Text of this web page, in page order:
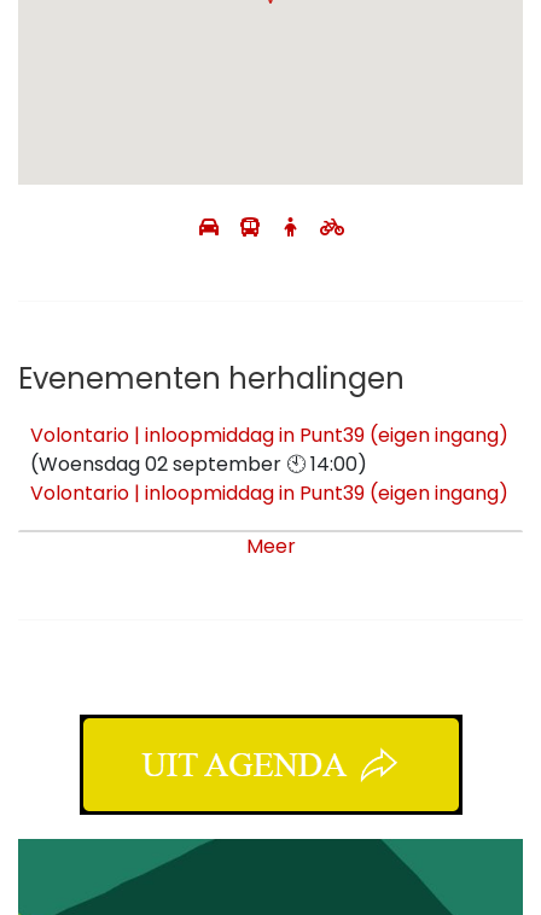
Evenementen herhalingen
Volontario | inloopmiddag in Punt39 (eigen ingang)
(Woensdag 02 september 🕙 14:00)
Volontario | inloopmiddag in Punt39 (eigen ingang)
Volontario | inloopmiddag in Punt39 (eigen ingang)
Meer